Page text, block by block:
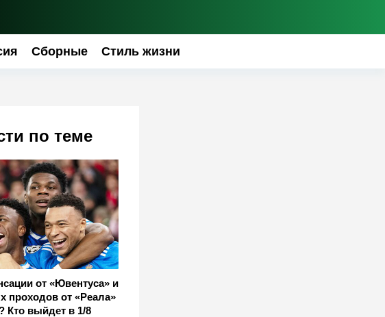
Сборные Стиль жизни
по теме
от «Ювентуса» и
проходов от «Реала»
Кто выйдет в 1/8